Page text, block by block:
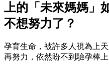
上的「未來媽媽」
不想努力了？
孕育生命，被許多人視為上
再努力，依然盼不到驗孕棒上